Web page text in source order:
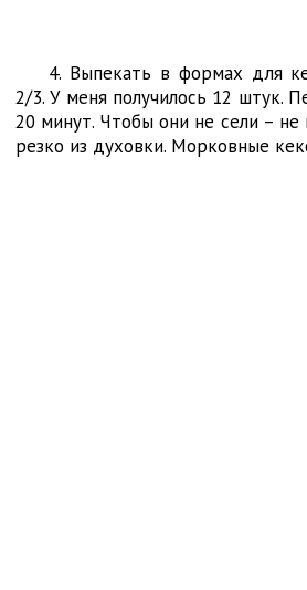
4. Выпекать в формах для
2/3. У меня получилось 12 штук.
20 минут. Чтобы они не сели – не
резко из духовки. Морковные